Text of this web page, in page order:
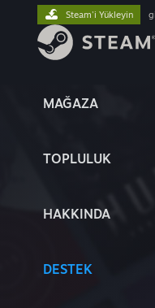
MAĞAZA
TOPLULUK
HAKKINDA
DESTEK
Steam'i Yükleyin